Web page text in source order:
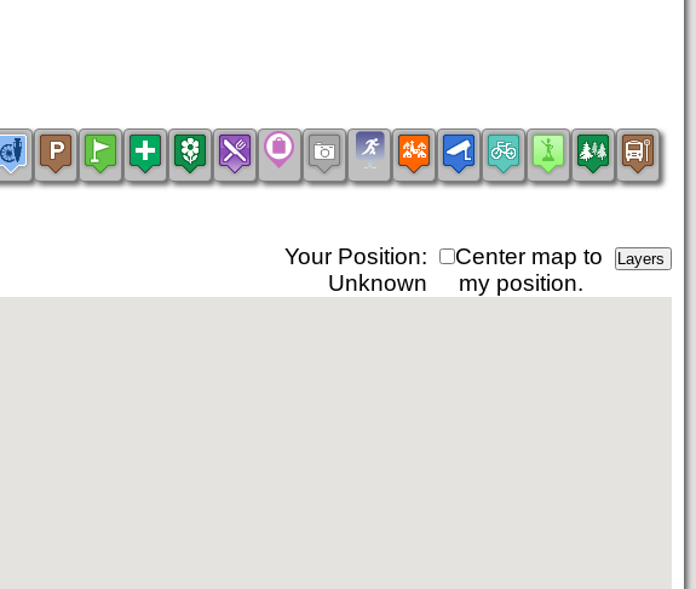
Center map to
my position.
Your Position:
Unknown